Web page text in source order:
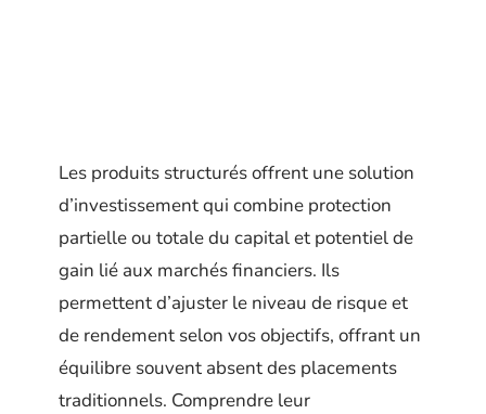
Les produits structurés offrent une solution
d’investissement qui combine protection
partielle ou totale du capital et potentiel de
gain lié aux marchés financiers. Ils
permettent d’ajuster le niveau de risque et
de rendement selon vos objectifs, offrant un
équilibre souvent absent des placements
traditionnels. Comprendre leur